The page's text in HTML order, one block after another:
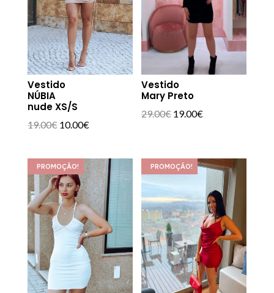
Vestido
NÚBIA
nude XS/S
19.00€ O
original
era:
19.00€.
10.00€O
atual
é:
10.00€.
Vestido
Mary Preto
29.00€ O
era:
29.00€.
19.00€O
é:
19.00€.
PROMOÇÃO! PROMOÇÃO!